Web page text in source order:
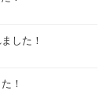
した！
！